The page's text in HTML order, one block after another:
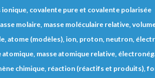
ionique, covalente pure et covalente polarisée
molaire, masse moléculaire relative,
atome (modèles), ion, proton, neutron,
atomique, masse atomique relative,
chimique, réaction (réactifs et produits),